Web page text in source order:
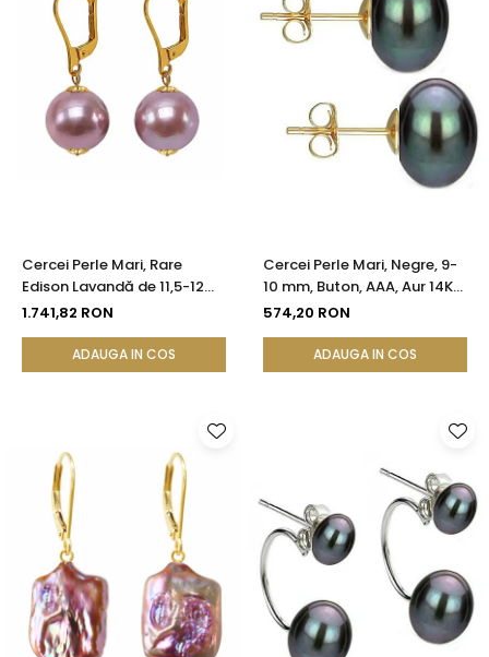
Cercei Perle Mari, Rare
Edison Lavandă de 11,5-12
mm și Aur Galben 14K |
1.741,82 RON
ADAUGA IN COS
Cercei Perle Mari, Negre, 9-
10 mm, Buton, AAA, Aur 14K
(aur 585), Tip Șurub |
574,20 RON
ADAUGA IN COS